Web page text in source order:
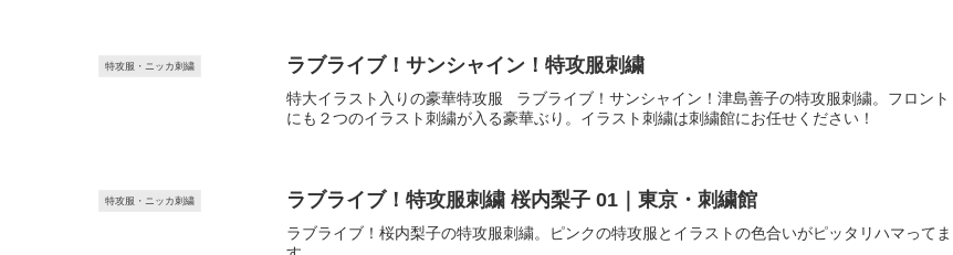
特攻服・ニッカ刺繍 ラブライブ！サンシャイン！特攻服刺繍
特大イラスト入りの豪華特攻服 ラブライブ！サンシャイン！津島善子の特攻服刺繍。フロント
にも２つのイラスト刺繍が入る豪華ぶり。イラスト刺繍は刺繍館にお任せください！
特攻服・ニッカ刺繍 ラブライブ！特攻服刺繍 桜内梨子 01｜東京・刺繍館
ラブライブ！桜内梨子の特攻服刺繍。ピンクの特攻服とイラストの色合いがピッタリハマってま